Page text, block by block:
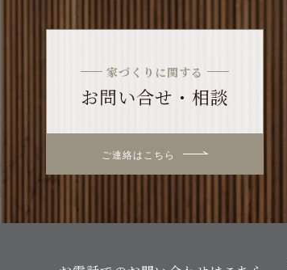
家づくりに関する
お問い合せ・相談
ご連絡はこちら